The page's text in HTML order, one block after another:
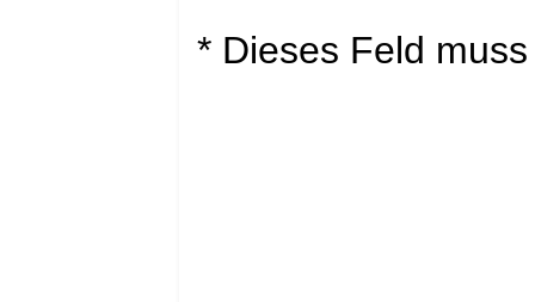
* Dieses Feld